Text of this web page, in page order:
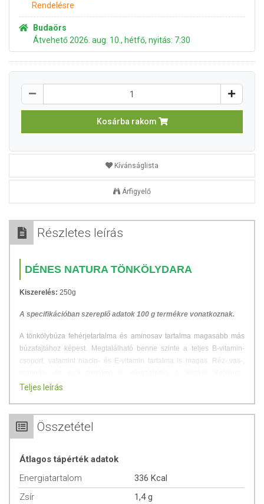
Rendelésre
Budaörs
Átvehető 2026. aug. 10., hétfő, nyitás: 7:30
Kosárba rakom
Kívánságlista
Árfigyelő
Részletes leírás
DÉNES NATURA TÖNKÖLYDARA
Kiszerelés: 250g
A specifikációban szereplő adatok 100 g termékre vonatkoznak.
A tönkölybúza fehérjetartalma és aminosav tartalma magasabb más
búzafajtához képest. Megtalálható benne szinte a teljes B-vitamin-
csoport, valamint niacin- és E-vitamin tartalma is magas. Réz-,vas-,
magnézium-, foszfor- és szelén tartalma szintén számottevő.
aminosav-összetétele kiváló
grízgaluska, túrógombóc és más sütemények, főtt ételek készítésére.
Alkalmazása megegyezik a hagyományos búzadara felhasználásával.
Teljes leírás
Összetétel
Átlagos tápérték adatok
Energiatartalom
336 Kcal
Zsír
1,4 g